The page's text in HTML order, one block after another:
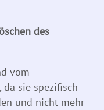
des
vom
da sie spezifisch
und nicht mehr